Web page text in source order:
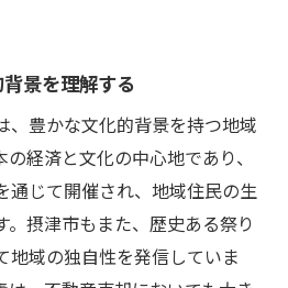
別化ポイント
ットフォームの戦略的活用
応じた広告戦術
タイミングの見極め
た柔軟な戦略変更
産売却成功のために知って
景を理解する
、豊かな文化的背景を持つ地域
経済と文化の中心地であり、
通じて開催され、地域住民の生
。摂津市もまた、歴史ある祭り
地域の独自性を発信していま